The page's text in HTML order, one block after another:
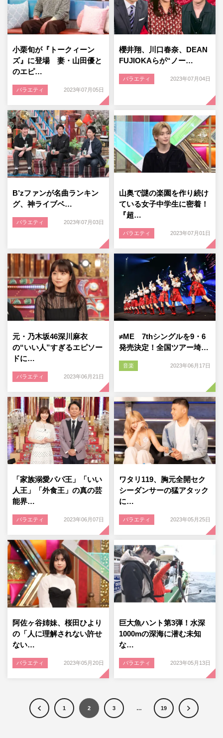
小栗旬が『トークィーン
ズ』に登場 妻・山田優と
のエピ…
バラエティ 2023年07月05日
櫻井翔、川口春奈、DEAN
FUJIOKAらが“ノー…
バラエティ 2023年07月04日
B’zファンが名曲ランキン
グ、神ライブベ…
バラエティ 2023年07月03日
山奥で謎の楽園を作り続け
ている女子中学生に密着！
『超…
バラエティ 2023年07月01日
元・乃木坂46深川麻衣
の“いい人”すぎるエピソー
ドに…
バラエティ 2023年06月21日
≠ME 7thシングルを9・6
発売決定！全国ツアー埼…
音楽 2023年06月17日
「家族溺愛パパ王」「いい
人王」「外食王」の真の芸
能界…
バラエティ 2023年06月07日
ワタリ119、胸元全開セク
シーダンサーの猛アタック
に…
バラエティ 2023年05月25日
阿佐ヶ谷姉妹、桜田ひより
の「人に理解されない許せ
ない…
バラエティ 2023年05月20日
巨大魚ハント第3弾！水深
1000mの深海に潜む未知
な…
バラエティ 2023年05月13日
1 2 3 … 19